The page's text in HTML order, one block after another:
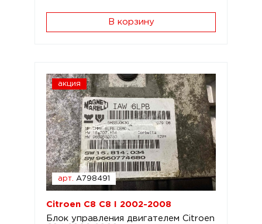
В корзину
акция
арт. A798491
Citroen C8 C8 I 2002-2008
Блок управления двигателем Citroen